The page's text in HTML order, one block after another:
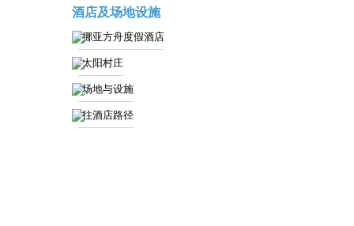
酒店及场地设施
挪亚方舟度假酒店
太阳村庄
场地与设施
往酒店路径